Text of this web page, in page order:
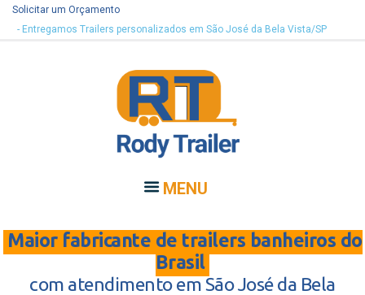
Solicitar um Orçamento
- Entregamos Trailers personalizados em São José da Bela Vista/SP
MENU
Maior fabricante de trailers banheiros do
Brasil
com atendimento em São José da Bela